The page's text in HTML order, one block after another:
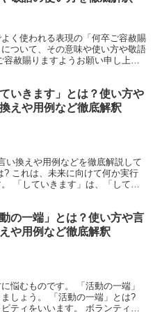
く使われる表現の「何卒ご容赦賜
ついて、その意味や使い方や敬語
赦賜りますようお願い申し上げ
ていきます」とは？使い方や
えや用例など徹底解釈
い換えや用例などを徹底解説して
これは、未来に向けて何か実行
「していきます」は、「してい
動の一端」とは？使い方や言
や用例など徹底解釈
悩むものです。 「活動の一端」
しょう。 「活動の一端」とは?
ティをいいます。 ボランティア